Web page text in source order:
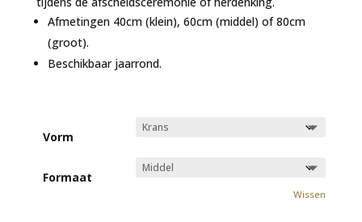
Afmetingen 40cm (klein), 60cm (middel) of 80cm
(groot).
Beschikbaar jaarrond.
Vorm
Formaat
Wissen